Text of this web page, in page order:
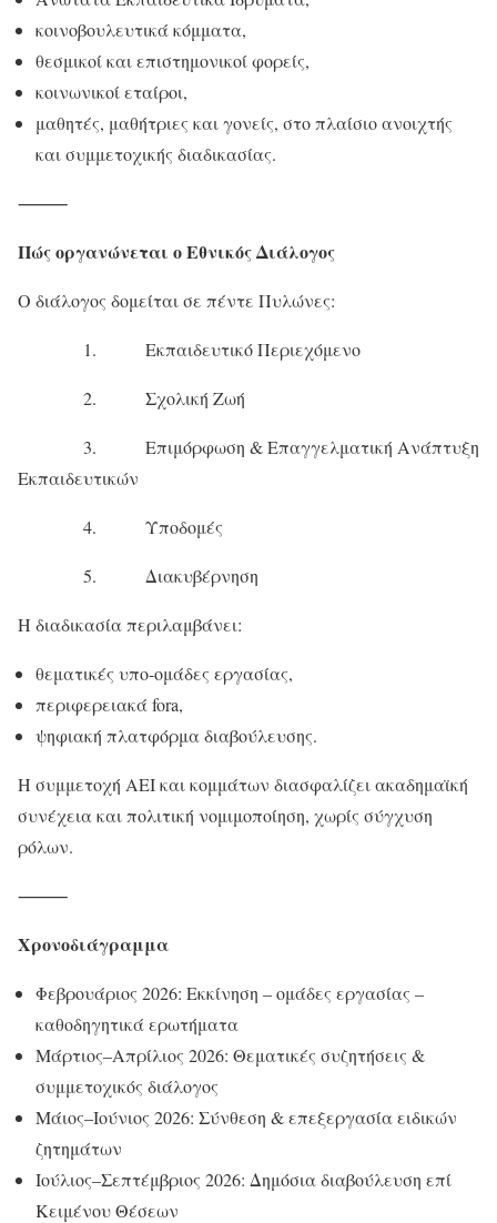
κοινοβουλευτικά κόμματα,
θεσμικοί και επιστημονικοί φορείς,
κοινωνικοί εταίροι,
μαθητές, μαθήτριες και γονείς, στο πλαίσιο ανοιχτής
και συμμετοχικής διαδικασίας.
⸻
Πώς οργανώνεται ο Εθνικός Διάλογος
Ο διάλογος δομείται σε πέντε Πυλώνες:
1. Εκπαιδευτικό Περιεχόμενο
2. Σχολική Ζωή
3. Επιμόρφωση & Επαγγελματική Ανάπτυξη
Εκπαιδευτικών
4. Υποδομές
5. Διακυβέρνηση
Η διαδικασία περιλαμβάνει:
θεματικές υπο-ομάδες εργασίας,
περιφερειακά fora,
ψηφιακή πλατφόρμα διαβούλευσης.
Η συμμετοχή ΑΕΙ και κομμάτων διασφαλίζει ακαδημαϊκή
συνέχεια και πολιτική νομιμοποίηση, χωρίς σύγχυση
ρόλων.
⸻
Χρονοδιάγραμμα
Φεβρουάριος 2026: Εκκίνηση – ομάδες εργασίας –
καθοδηγητικά ερωτήματα
Μάρτιος–Απρίλιος 2026: Θεματικές συζητήσεις &
συμμετοχικός διάλογος
Μάιος–Ιούνιος 2026: Σύνθεση & επεξεργασία ειδικών
ζητημάτων
Ιούλιος–Σεπτέμβριος 2026: Δημόσια διαβούλευση επί
Κειμένου Θέσεων